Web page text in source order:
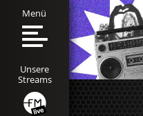
Menü
Unsere
Streams